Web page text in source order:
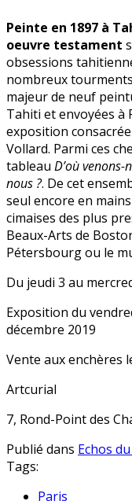
Peinte en 1897 à
oeuvre testament
obsessions
nombreux
majeur de neuf
Tahiti et envoyées à
exposition
Vollard. Parmi ces
tableau D’où
nous ?. De cet
seul encore en
cimaises des plus
Beaux-Arts de
Pétersbourg ou le
Du jeudi 3 au
Exposition du
décembre 2019
Vente aux enchères
Artcurial
7, Rond-Point des
Publié dans Echos
Tags:
Paris